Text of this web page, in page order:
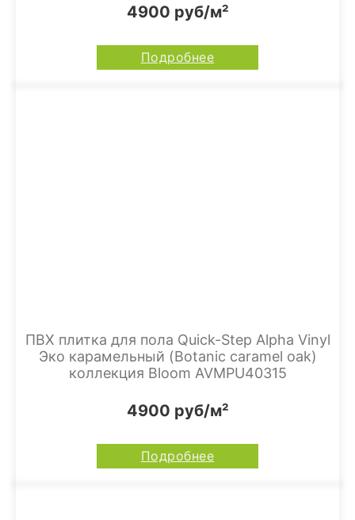
4900 руб/м²
Подробнее
ПВХ плитка для пола Quick-Step Alpha Vinyl
Эко карамельный (Botanic caramel oak)
коллекция Bloom AVMPU40315
4900 руб/м²
Подробнее